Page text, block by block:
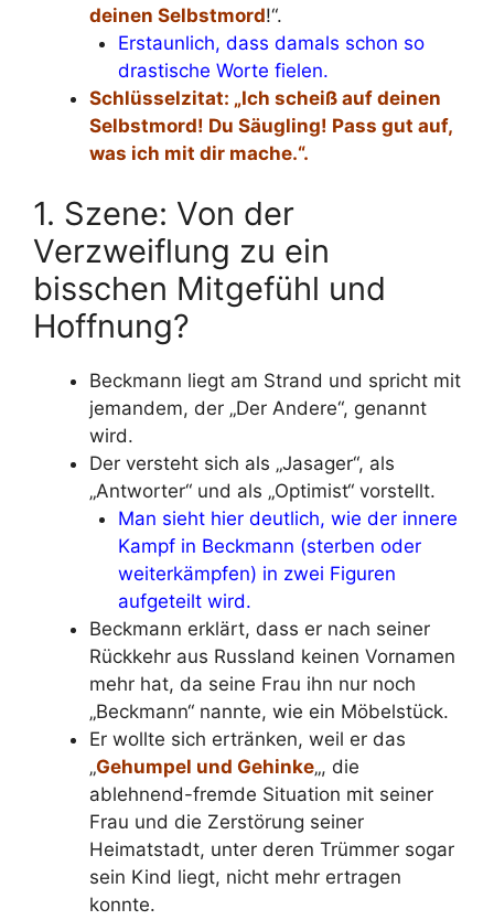
deinen Selbstmord!“.
Erstaunlich, dass damals schon so
drastische Worte fielen.
Schlüsselzitat: „Ich scheiß auf deinen
Selbstmord! Du Säugling! Pass gut auf,
was ich mit dir mache.“.
1. Szene: Von der
Verzweiflung zu ein
bisschen Mitgefühl und
Hoffnung?
Beckmann liegt am Strand und spricht mit
jemandem, der „Der Andere“, genannt
wird.
Der versteht sich als „Jasager“, als
„Antworter“ und als „Optimist“ vorstellt.
Man sieht hier deutlich, wie der innere
Kampf in Beckmann (sterben oder
weiterkämpfen) in zwei Figuren
aufgeteilt wird.
Beckmann erklärt, dass er nach seiner
Rückkehr aus Russland keinen Vornamen
mehr hat, da seine Frau ihn nur noch
„Beckmann“ nannte, wie ein Möbelstück.
Er wollte sich ertränken, weil er das
„Gehumpel und Gehinke„, die
ablehnend-fremde Situation mit seiner
Frau und die Zerstörung seiner
Heimatstadt, unter deren Trümmer sogar
sein Kind liegt, nicht mehr ertragen
konnte.